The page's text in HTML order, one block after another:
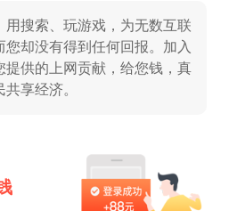
用搜索、玩游戏，为无数互联
您却没有得到任何回报。加入
提供的上网贡献，给您钱，真
享经济。